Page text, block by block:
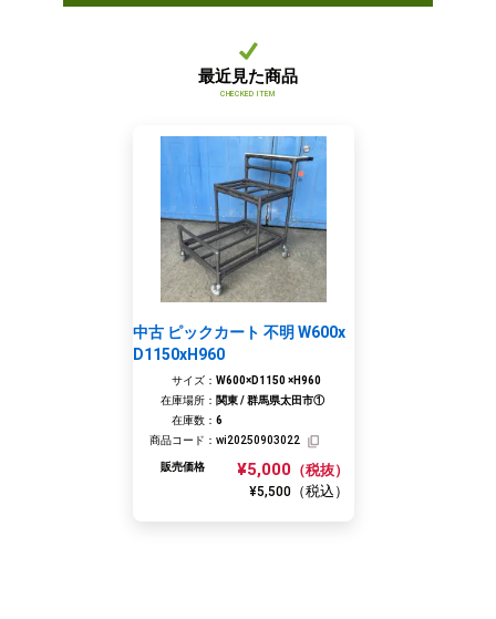
最近見た商品
CHECKED ITEM
中古 ピックカート 不明 W600x
D1150xH960
サイズ： W600×D1150 ×H960
在庫場所： 関東 / 群馬県太田市①
在庫数： 6
商品コード： wi20250903022
販売価格 ¥5,000 （税抜）
¥5,500 （税込）